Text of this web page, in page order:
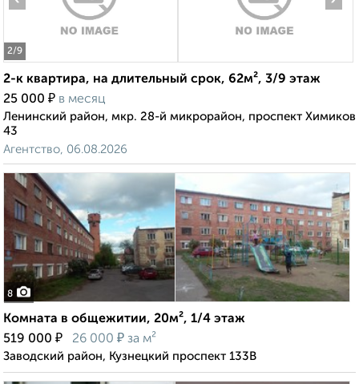
2/9
2-к квартира, на длительный срок, 62м², 3/9 этаж
25 000 ₽ в месяц
Ленинский район, мкр. 28-й микрорайон, проспект Химиков
43
Агентство, 06.08.2026
8
Комната в общежитии, 20м², 1/4 этаж
519 000 ₽ 26 000 ₽ за м²
Заводский район, Кузнецкий проспект 133В